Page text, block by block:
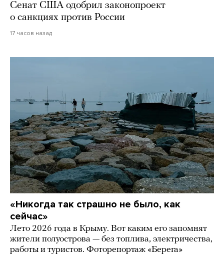
Сенат США одобрил законопроект
о санкциях против России
17 часов назад
«Никогда так страшно не было, как
сейчас»
Лето 2026 года в Крыму. Вот каким его запомнят
жители полуострова — без топлива, электричества,
работы и туристов. Фоторепортаж «Берега»